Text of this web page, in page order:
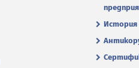
История